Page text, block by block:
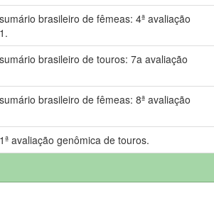
brasileiro de fêmeas: 4ª avaliação
brasileiro de touros: 7a avaliação
brasileiro de fêmeas: 8ª avaliação
avaliação genômica de touros.